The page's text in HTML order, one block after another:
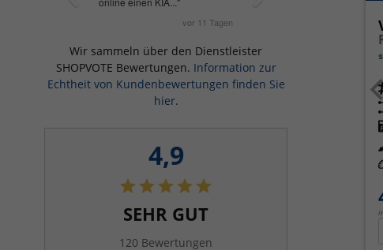
Wir sammeln über den Dienstleister
SHOPVOTE Bewertungen. Information zur
Echtheit von Kundenbewertungen finden Sie
hier.
4,9
SEHR GUT
120 Bewertungen